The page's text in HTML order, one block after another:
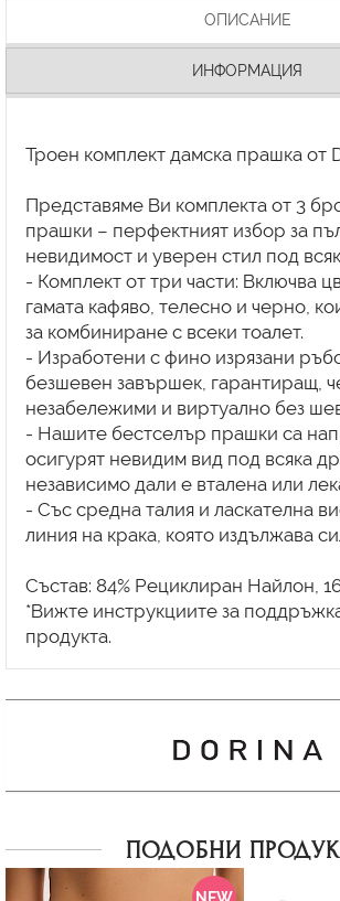
ОПИСАНИЕ
ИНФОРМАЦИЯ
Троен комплект дамска прашка от
Представяме Ви комплекта от 3
прашки – перфектният избор за
невидимост и уверен стил под
- Комплект от три части: Включва
гамата кафяво, телесно и черно,
за комбиниране с всеки тоалет.
- Изработени с фино изрязани
безшевен завършек, гарантиращ,
незабележими и виртуално без
- Нашите бестселър прашки са
осигурят невидим вид под всяка
независимо дали е вталена или
- Със средна талия и ласкателна
линия на крака, която издължава
Състав: 84% Рециклиран Найлон,
*Вижте инструкциите за
продукта.
ПОДОБНИ